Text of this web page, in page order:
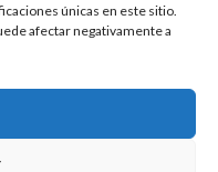
únicas en este sitio.
afectar negativamente a